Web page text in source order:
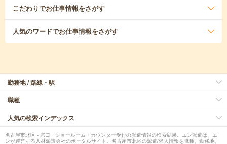
こだわりでお仕事情報をさがす
人気のワードでお仕事情報をさがす
勤務地 / 路線・駅
職種
人気の検索インデックス
名古屋市北区 - 窓口・ショールーム・カウンター受付の派遣情報の検索結果。エン派遣は、エ
ンが運営する人材派遣会社のポータルサイト。名古屋市北区の派遣/求人情報を職種、勤務地、